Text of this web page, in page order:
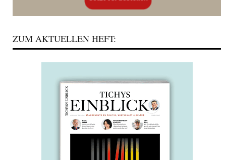
ZUM AKTUELLEN HEFT: